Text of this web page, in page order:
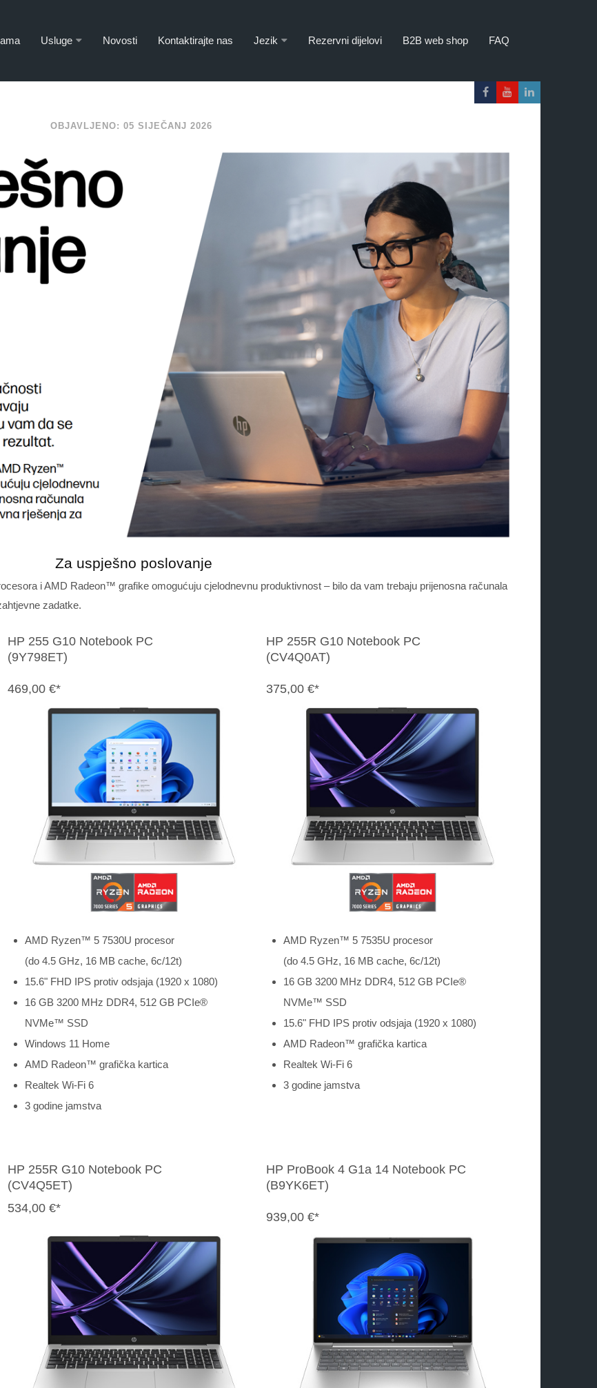
Usluge Novosti Kontaktirajte nas Jezik Rezervni dijelovi B2B web shop FAQ
OBJAVLJENO: 05 SIJEČANJ 2026
Za uspješno poslovanje
i AMD Radeon™ grafike omogućuju cjelodnevnu produktivnost – bilo da vam trebaju prijenosna računala
zadatke.
HP 255 G10 Notebook PC
(9Y798ET)
469,00 €*
HP 255R G10 Notebook PC
(CV4Q0AT)
375,00 €*
AMD Ryzen™ 5 7530U procesor
(do 4.5 GHz, 16 MB cache, 6c/12t)
15.6" FHD IPS protiv odsjaja (1920 x 1080)
16 GB 3200 MHz DDR4, 512 GB PCIe®
NVMe™ SSD
Windows 11 Home
AMD Radeon™ grafička kartica
Realtek Wi-Fi 6
3 godine jamstva
AMD Ryzen™ 5 7535U procesor
(do 4.5 GHz, 16 MB cache, 6c/12t)
16 GB 3200 MHz DDR4, 512 GB PCIe®
NVMe™ SSD
15.6" FHD IPS protiv odsjaja (1920 x 1080)
AMD Radeon™ grafička kartica
Realtek Wi-Fi 6
3 godine jamstva
HP 255R G10 Notebook PC
(CV4Q5ET)
534,00 €*
HP ProBook 4 G1a 14 Notebook PC
(B9YK6ET)
939,00 €*